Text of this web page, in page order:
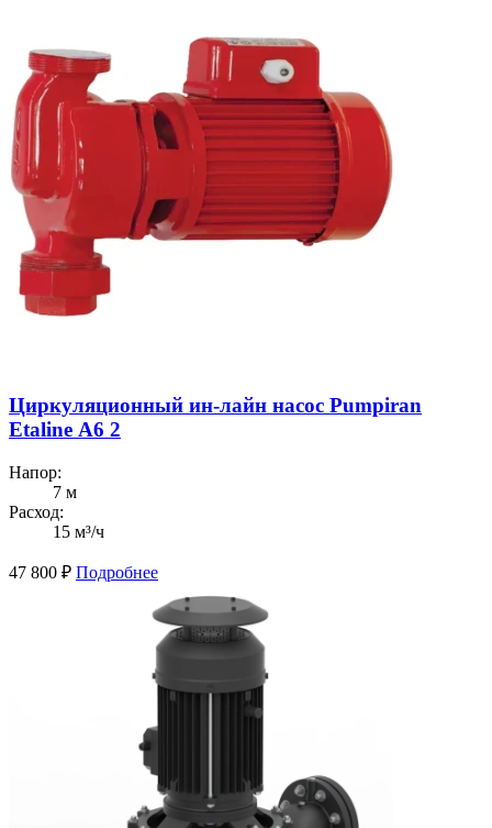
Циркуляционный ин-лайн насос Pumpiran
Etaline А6 2
Напор:
7 м
Расход:
15 м³/ч
47 800 ₽ Подробнее